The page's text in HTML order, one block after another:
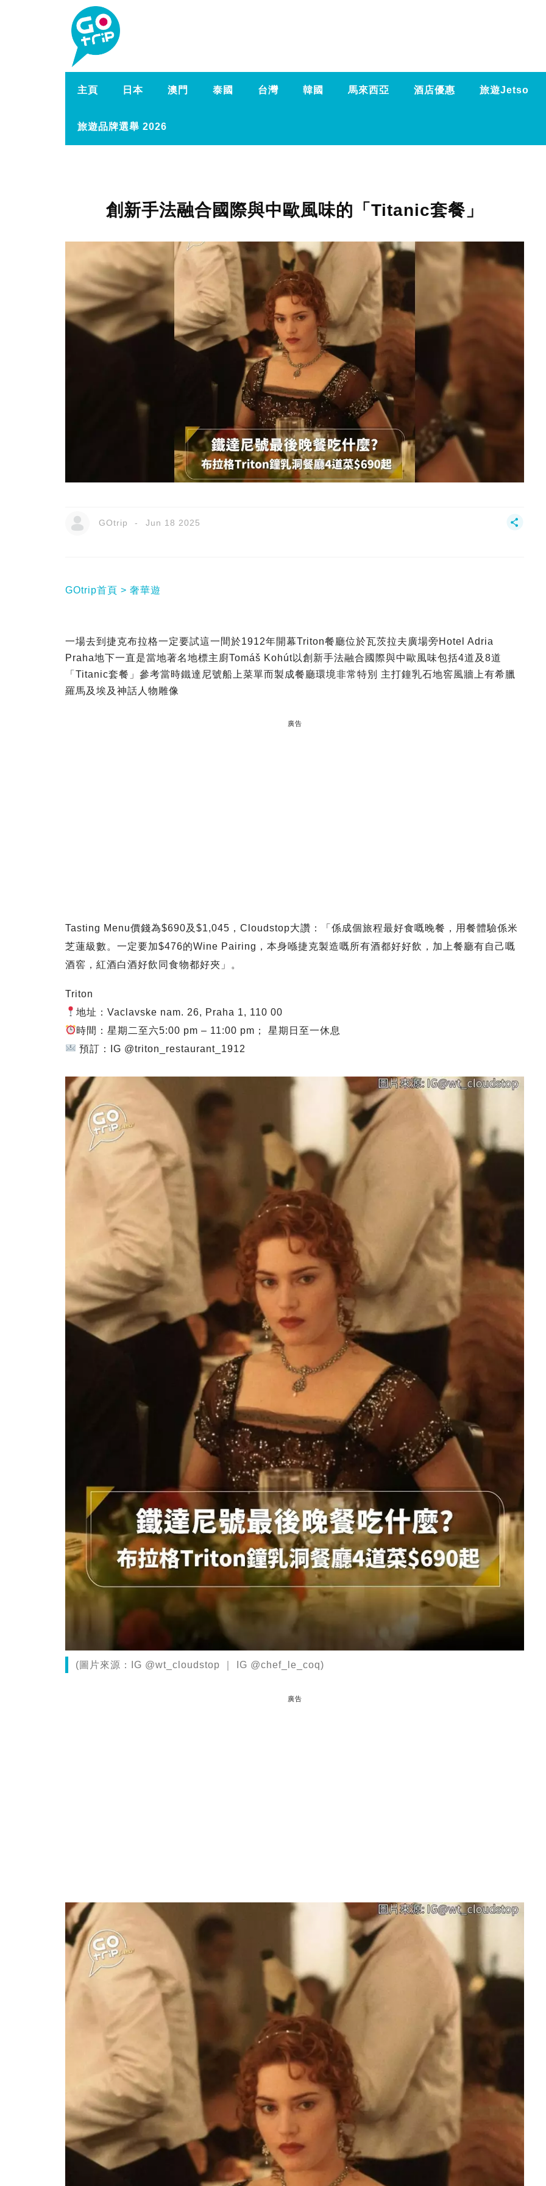
主頁 日本 澳門 泰國 台灣 韓國 馬來西亞 酒店優惠 旅遊Jetso
旅遊品牌選舉 2026
創新手法融合國際與中歐風味的「Titanic套餐」
GOtrip Jun 18 2025
GOtrip首頁 奢華遊
一場去到捷克布拉格一定要試這一間於1912年開幕Triton餐廳位於瓦茨拉夫廣場旁Hotel Adria
Praha地下一直是當地著名地標主廚Tomáš Kohút以創新手法融合國際與中歐風味包括4道及8道
「Titanic套餐」參考當時鐵達尼號船上菜單而製成餐廳環境非常特別 主打鐘乳石地窖風牆上有希臘
羅馬及埃及神話人物雕像
廣告
Tasting Menu價錢為$690及$1,045，Cloudstop大讚：「係成個旅程最好食嘅晚餐，用餐體驗係米
芝蓮級數。一定要加$476的Wine Pairing，本身喺捷克製造嘅所有酒都好好飲，加上餐廳有自己嘅
酒窖，紅酒白酒好飲同食物都好夾」。
Triton
地址：Vaclavske nam. 26, Praha 1, 110 00
時間：星期二至六5:00 pm – 11:00 pm； 星期日至一休息
預訂：IG @triton_restaurant_1912
(圖片來源：IG @wt_cloudstop ｜ IG @chef_le_coq)
廣告